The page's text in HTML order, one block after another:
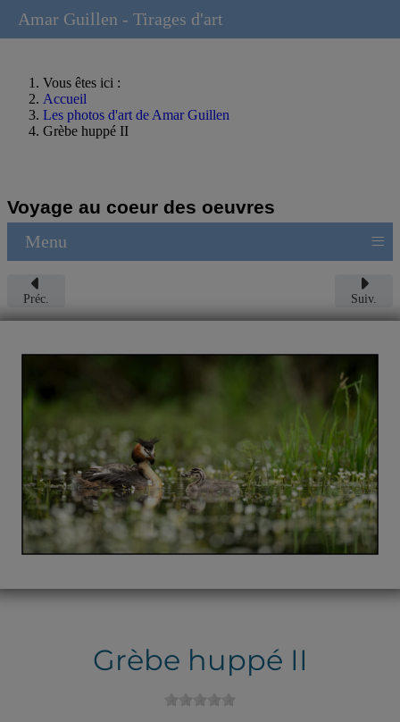
Vous êtes ici :
Accueil
Les photos d'art de Amar Guillen
Grèbe huppé II
Voyage au coeur des oeuvres
Menu ≡
Préc. Suiv.
Grèbe huppé II
Amar Guillen - Tirages d'art